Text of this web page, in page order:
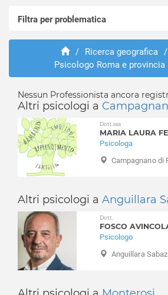
Affile
Albano Laziale
Anguillara Sabazia
Anticoli Corrado
Anzio
Arcinazzo Romano
Ardea
Ariccia
Arsoli
Bellegra
Bracciano
Camerata Nuova
Campagnano di Roma
Canale Monterano
Canterano
Filtra per problematica
Abusi e violenze
Adozione e affido
Alcolismo
Anoressia
Ansia
Attacchi di panico
Autismo
Balbuzie
Bruxismo
Bulimia
Depressione
Dipendenza affettiva
Disabilità
Disturbi alimentari
/ Ricerca geografica /
Psicologo Roma e provincia
Nessun Professionista ancora
Altri psicologi a
Dott.ssa
MARIA LAURA
Psicologa
Campagnano di
Altri psicologi a Anguillara
Dott.
FOSCO
Psicologo
Anguillara